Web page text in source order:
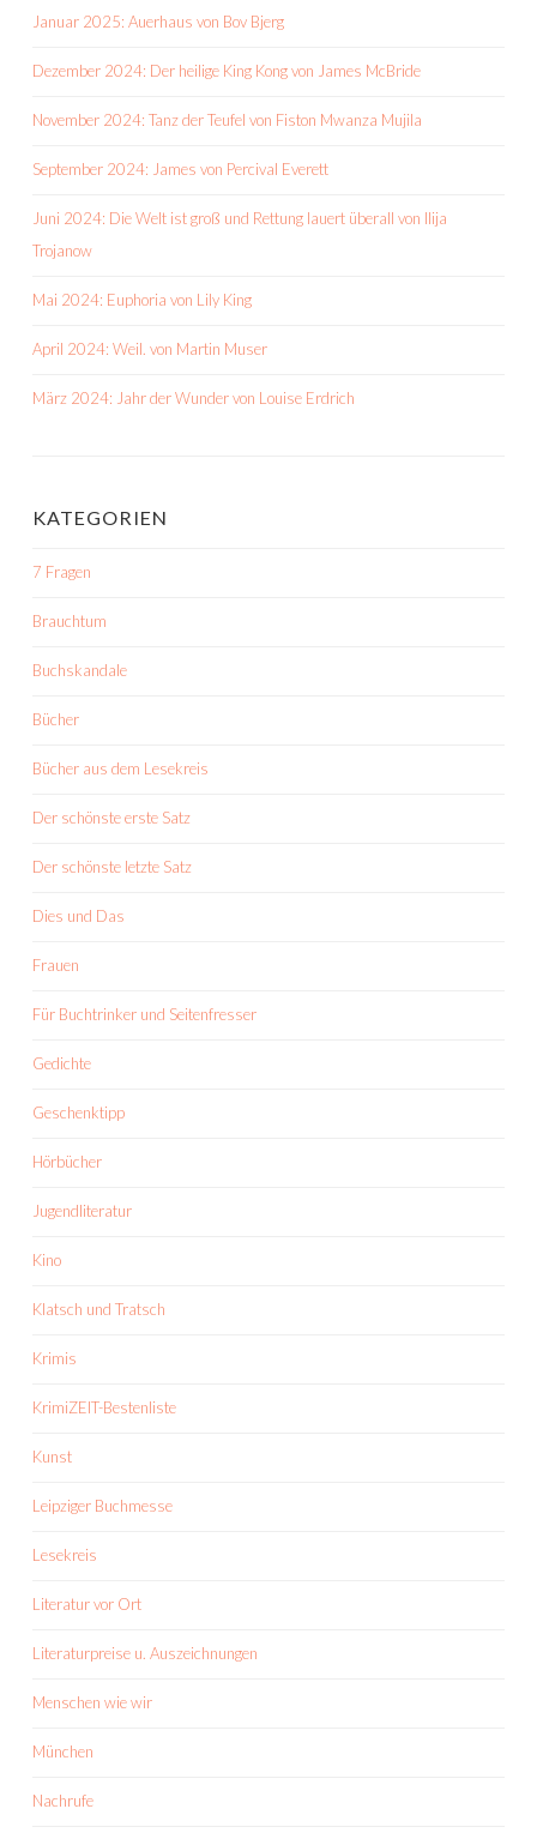
Januar 2025: Auerhaus von Bov Bjerg
Dezember 2024: Der heilige King Kong von James McBride
November 2024: Tanz der Teufel von Fiston Mwanza Mujila
September 2024: James von Percival Everett
Juni 2024: Die Welt ist groß und Rettung lauert überall von Ilija
Trojanow
Mai 2024: Euphoria von Lily King
April 2024: Weil. von Martin Muser
März 2024: Jahr der Wunder von Louise Erdrich
KATEGORIEN
7 Fragen
Brauchtum
Buchskandale
Bücher
Bücher aus dem Lesekreis
Der schönste erste Satz
Der schönste letzte Satz
Dies und Das
Frauen
Für Buchtrinker und Seitenfresser
Gedichte
Geschenktipp
Hörbücher
Jugendliteratur
Kino
Klatsch und Tratsch
Krimis
KrimiZEIT-Bestenliste
Kunst
Leipziger Buchmesse
Lesekreis
Literatur vor Ort
Literaturpreise u. Auszeichnungen
Menschen wie wir
München
Nachrufe